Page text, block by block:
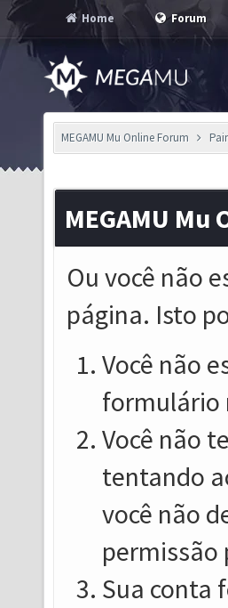
Home Forum
MEGAMU Mu Online Forum
MEGAMU
Ou você não
página. Isto
Você não
formulário
Você não
tentando
você não
permissão
Sua conta